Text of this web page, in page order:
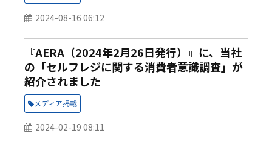
2024-08-16 06:12
『AERA（2024年2月26日発行）』に、当社
の「セルフレジに関する消費者意識調査」が
紹介されました
メディア掲載
2024-02-19 08:11